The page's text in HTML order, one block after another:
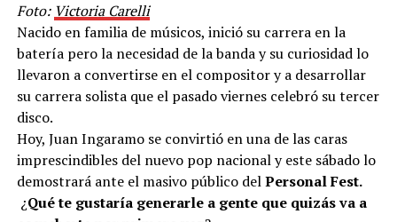
Foto: Victoria Carelli
Nacido en familia de músicos, inició su carrera en la
batería pero la necesidad de la banda y su curiosidad lo
llevaron a convertirse en el compositor y a desarrollar
su carrera solista que el pasado viernes celebró su tercer
disco.
Hoy, Juan Ingaramo se convirtió en una de las caras
imprescindibles del nuevo pop nacional y este sábado lo
demostrará ante el masivo público delPersonal Fest.
¿Qué te gustaría generarle a gente que quizás va a